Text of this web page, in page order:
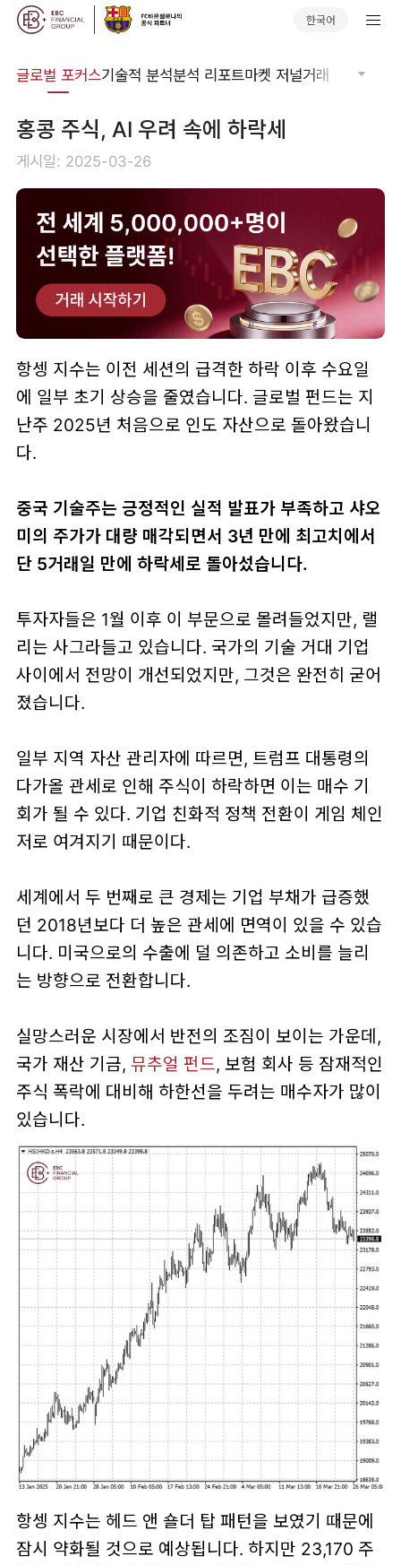
한국어
글로벌 포커스기술적 분석분석 리포트마켓 저널거래 소프트웨어
홍콩 주식, AI 우려 속에 하락세
게시일: 2025-03-26
항셍 지수는 이전 세션의 급격한 하락 이후 수요일
에 일부 초기 상승을 줄였습니다. 글로벌 펀드는 지
난주 2025년 처음으로 인도 자산으로 돌아왔습니
다.
중국 기술주는 긍정적인 실적 발표가 부족하고 샤오
미의 주가가 대량 매각되면서 3년 만에 최고치에서
단 5거래일 만에 하락세로 돌아섰습니다.
투자자들은 1월 이후 이 부문으로 몰려들었지만, 랠
리는 사그라들고 있습니다. 국가의 기술 거대 기업
사이에서 전망이 개선되었지만, 그것은 완전히 굳어
졌습니다.
일부 지역 자산 관리자에 따르면, 트럼프 대통령의
다가올 관세로 인해 주식이 하락하면 이는 매수 기
회가 될 수 있다. 기업 친화적 정책 전환이 게임 체인
저로 여겨지기 때문이다.
세계에서 두 번째로 큰 경제는 기업 부채가 급증했
던 2018년보다 더 높은 관세에 면역이 있을 수 있습
니다. 미국으로의 수출에 덜 의존하고 소비를 늘리
는 방향으로 전환합니다.
실망스러운 시장에서 반전의 조짐이 보이는 가운데,
국가 재산 기금, 뮤추얼 펀드, 보험 회사 등 잠재적인
주식 폭락에 대비해 하한선을 두려는 매수자가 많이
있습니다.
항셍 지수는 헤드 앤 숄더 탑 패턴을 보였기 때문에
잠시 약화될 것으로 예상됩니다. 하지만 23,170 주